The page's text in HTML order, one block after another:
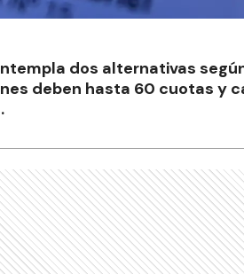
dos alternativas
deben hasta 60 cuotas y